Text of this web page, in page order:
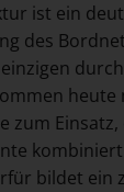
ist ein
des
zum Einsatz,
bildet ein